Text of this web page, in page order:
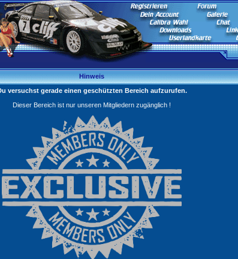
Hinweis
versuchst gerade einen geschützten Bereich aufzurufen.
Dieser Bereich ist nur unseren Mitgliedern zugänglich !